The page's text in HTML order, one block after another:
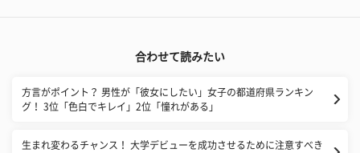
合わせて読みたい
方言がポイント？ 男性が「彼女にしたい」女子の都道府県ランキン
グ！ 3位「色白でキレイ」2位「憧れがある」
生まれ変わるチャンス！ 大学デビューを成功させるために注意すべき